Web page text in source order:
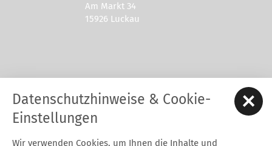
Am Markt 34
15926 Luckau
Tel.: 03544 - 594 0
Fax: 03544 - 2948
E-Mail:stadt@luckau.de
Datenschutzhinweise & Cookie-
Einstellungen
Wir verwenden Cookies, um Ihnen die Inhalte und